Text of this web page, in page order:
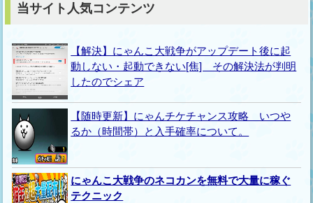
当サイト人気コンテンツ
【解決】にゃんこ大戦争がアップデート後に起
動しない・起動できない[焦] その解決法が判明
したのでシェア
【随時更新】にゃんチケチャンス攻略 いつや
るか（時間帯）と入手確率について。
にゃんこ大戦争のネコカンを無料で大量に稼ぐ
テクニック